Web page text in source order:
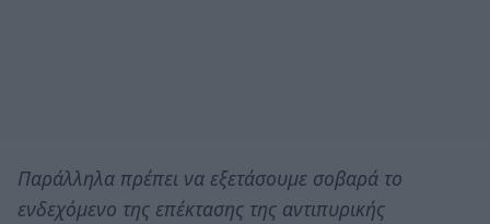
Παράλληλα πρέπει να εξετάσουμε σοβαρά το
ενδεχόμενο της επέκτασης της αντιπυρικής